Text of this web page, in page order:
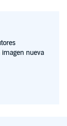
nueva